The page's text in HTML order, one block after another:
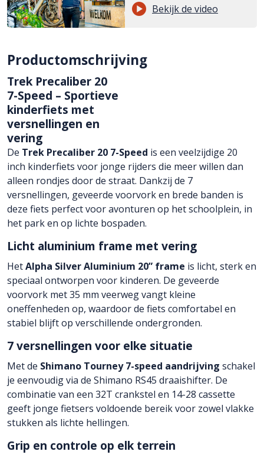
Bekijk de video
Productomschrijving
Trek Precaliber 20
7-Speed – Sportieve
kinderfiets met
versnellingen en
vering
De Trek Precaliber 20 7-Speed is een veelzijdige 20
inch kinderfiets voor jonge rijders die meer willen dan
alleen rondjes door de straat. Dankzij de 7
versnellingen, geveerde voorvork en brede banden is
deze fiets perfect voor avonturen op het schoolplein, in
het park en op lichte bospaden.
Licht aluminium frame met vering
HetAlpha Silver Aluminium 20” frame is licht, sterk en
speciaal ontworpen voor kinderen. De geveerde
voorvork met 35 mm veerweg vangt kleine
oneffenheden op, waardoor de fiets comfortabel en
stabiel blijft op verschillende ondergronden.
7 versnellingen voor elke situatie
Met de Shimano Tourney 7-speed aandrijving schakel
je eenvoudig via de Shimano RS45 draaishifter. De
combinatie van een 32T crankstel en 14-28 cassette
geeft jonge fietsers voldoende bereik voor zowel vlakke
stukken als lichte hellingen.
Grip en controle op elk terrein